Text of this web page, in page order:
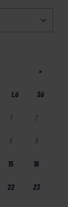
»
Lö Sö
1 2
8 9
15 16
22 23